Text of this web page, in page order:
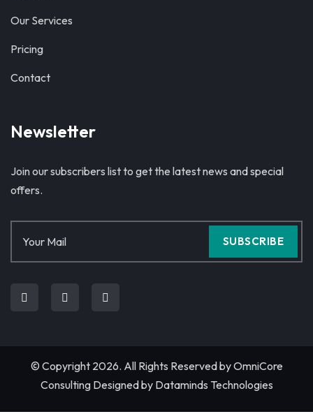
Our Services
Pricing
Contact
Newsletter
Join our subscribers list to get the latest news and special
offers.
SUBSCRIBE
© Copyright 2026. All Rights Reserved byOmniCore
ConsultingDesigned by Dataminds Technologies